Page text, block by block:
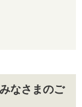
なさまのご